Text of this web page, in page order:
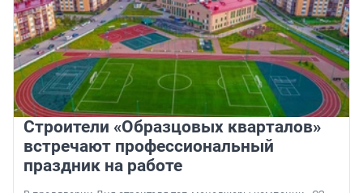
Строители «Образцовых кварталов»
встречают профессиональный
праздник на работе